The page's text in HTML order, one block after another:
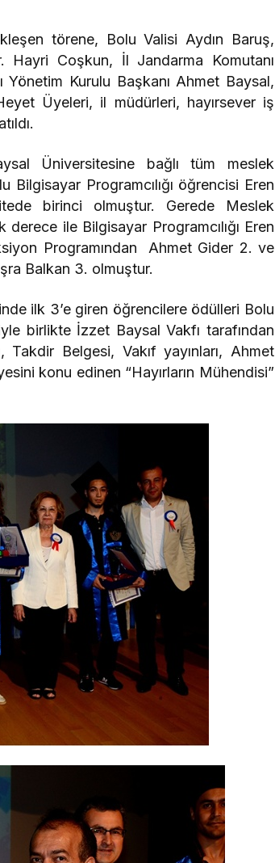
törene, Bolu Valisi Aydın Baruş,
Coşkun, İl Jandarma Komutanı
Kurulu Başkanı Ahmet Baysal,
Üyeleri, il müdürleri, hayırsever iş
Üniversitesine bağlı tüm meslek
Programcılığı öğrencisi Eren
birinci olmuştur. Gerede Meslek
ile Bilgisayar Programcılığı Eren
Programından Ahmet Gider 2. ve
Balkan 3. olmuştur.
ilk 3’e giren öğrencilere ödülleri Bolu
birlikte İzzet Baysal Vakfı tarafından
Belgesi, Vakıf yayınları, Ahmet
konu edinen “Hayırların Mühendisi”